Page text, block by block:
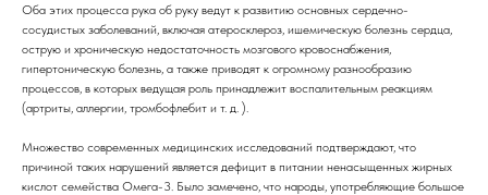
Оба этих процесса рука об руку ведут к развитию основных сердечно-
сосудистых заболеваний, включая атеросклероз, ишемическую болезнь сердца,
острую и хроническую недостаточность мозгового кровоснабжения,
гипертоническую болезнь, а также приводят к огромному разнообразию
процессов, в которых ведущая роль принадлежит воспалительным реакциям
(артриты, аллергии, тромбофлебит и т. д. ).
Множество современных медицинских исследований подтверждают, что
причиной таких нарушений является дефицит в питании ненасыщенных жирных
кислот семейства Омега-3. Было замечено, что народы, употребляющие большое